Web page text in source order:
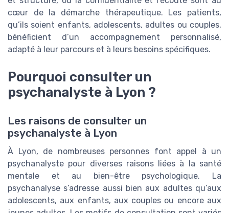
cœur de la démarche thérapeutique. Les patients,
qu’ils soient enfants, adolescents, adultes ou couples,
bénéficient d’un accompagnement personnalisé,
adapté à leur parcours et à leurs besoins spécifiques.
Pourquoi consulter un
psychanalyste à Lyon ?
Les raisons de consulter un
psychanalyste à Lyon
À Lyon, de nombreuses personnes font appel à un
psychanalyste pour diverses raisons liées à la santé
mentale et au bien-être psychologique. La
psychanalyse s’adresse aussi bien aux adultes qu’aux
adolescents, aux enfants, aux couples ou encore aux